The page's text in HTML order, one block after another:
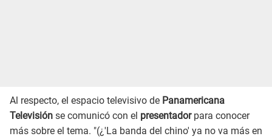
Al respecto, el espacio televisivo de Panamericana
Televisión se comunicó con el presentador para conocer
más sobre el tema. "(¿'La banda del chino' ya no va más en